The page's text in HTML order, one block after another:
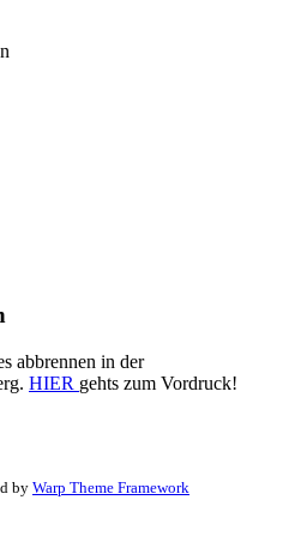
abbrennen in der
HIER gehts zum Vordruck!
by Warp Theme Framework